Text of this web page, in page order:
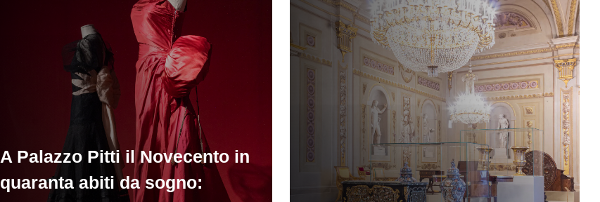
A Palazzo Pitti il Novecento in
quaranta abiti da sogno: